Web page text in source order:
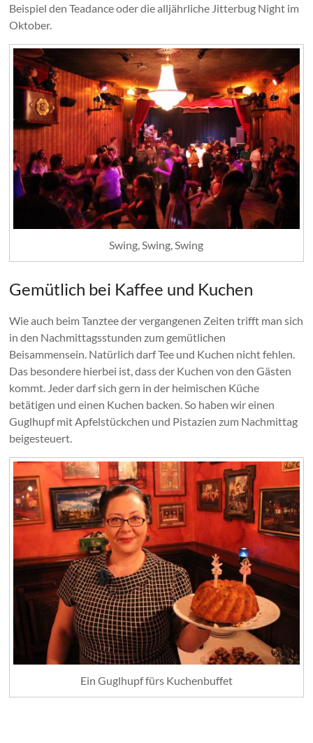
Beispiel den Teadance oder die alljährliche Jitterbug Night im
Oktober.
Swing, Swing, Swing
Gemütlich bei Kaffee und Kuchen
Wie auch beim Tanztee der vergangenen Zeiten trifft man sich
in den Nachmittagsstunden zum gemütlichen
Beisammensein. Natürlich darf Tee und Kuchen nicht fehlen.
Das besondere hierbei ist, dass der Kuchen von den Gästen
kommt. Jeder darf sich gern in der heimischen Küche
betätigen und einen Kuchen backen. So haben wir einen
Guglhupf mit Apfelstückchen und Pistazien zum Nachmittag
beigesteuert.
Ein Guglhupf fürs Kuchenbuffet